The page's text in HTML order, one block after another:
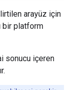
arayüz için
bir platform
sonucu içeren